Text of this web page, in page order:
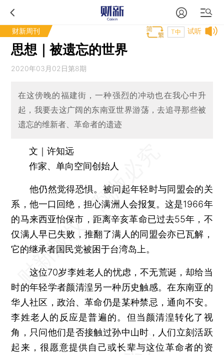
财新周刊 试听
T中
思想｜被遗忘的世界
2020年03月02日第8期
在这傍晚的福建街，一种强烈的冲动也在我心中升
起，我要去这广阔的东南亚世界游荡，去追寻那些被
遗忘的维新者、革命者的遗迹
文｜许知远
作家、单向空间创始人
他仍然觉得恐惧。被问起年轻时与同盟会的关
系，他一口回绝，担心满洲人会报复。这是1966年
的马来西亚怡保市，距离辛亥革命已过去55年，不
仅满人早已失败，推翻了满人的同盟会亦已瓦解，
它的继承者国民党被困于台湾岛上。
这位70岁李姓老人的忧虑，不无荒诞，却给当
时的年轻学者颜清湟另一种历史触感。在东南亚的
华人社区，政治、革命仍是某种禁忌，通向不安。
李姓老人的反应是普遍的。但当颜清湟转化了视
角，只问他们是否接触过孙中山时，人们立刻活跃
起来，很愿意提供自己或长辈与这位革命者的资